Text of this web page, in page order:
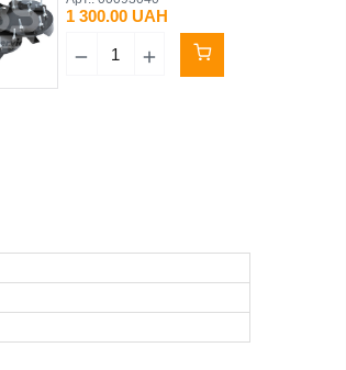
(правая+левая) Kubala 30
1 300.00 UAH